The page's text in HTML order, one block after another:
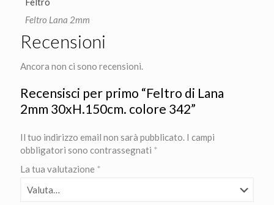
Feltro Lana 2mm
Recensioni
Ancora non ci sono recensioni.
Recensisci per primo “Feltro di Lana
2mm 30xH.150cm. colore 342”
Il tuo indirizzo email non sarà pubblicato. I campi
obbligatori sono contrassegnati *
La tua valutazione *